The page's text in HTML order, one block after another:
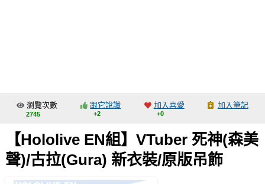
交流中心
會員功能選單
瀏覽次數
2745
跟它說讚
+2
加入喜愛
+0
加入筆記
【Hololive EN組】VTuber 死神(森美
聲)/古拉(Gura) 新衣裝/原版吊飾